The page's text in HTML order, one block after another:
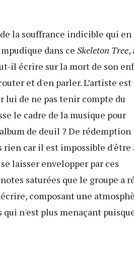
la souffrance indicible qui en
dans ce Skeleton Tree,
il écrire sur la mort de son
et d'en parler. L’artiste est
de ne pas tenir compte du
le cadre de la musique pour
de deuil ? De rédemption
rien car il est impossible d'être
laisser envelopper par ces
saturées que le groupe a
composant une
n'est plus menaçant